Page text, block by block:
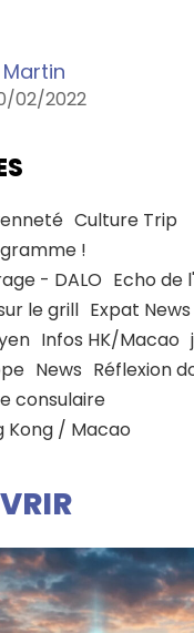
02/2022
Culture Trip
!
- DALO Echo de
le grill Expat News
Infos HK/Macao
News Réflexion
consulaire
Kong / Macao